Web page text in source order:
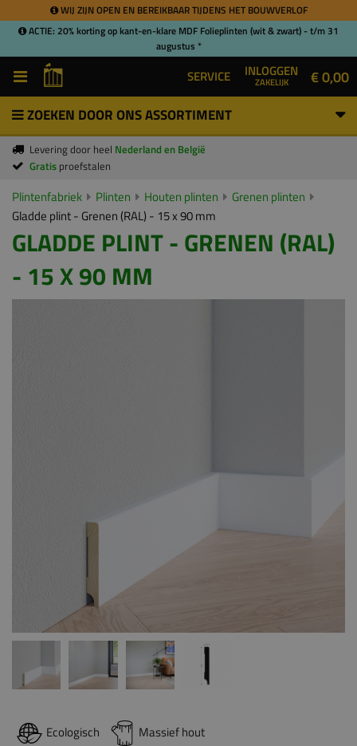
WIJ ZIJN OPEN EN BEREIKBAAR TIJDENS HET BOUWVERLOF
ACTIE: 20% korting op kant-en-klare MDF Folieplinten (wit & zwart) - t/m 31
augustus *
SERVICE INLOGGEN
ZAKELIJK € 0,00
ZOEKEN DOOR ONS ASSORTIMENT
Levering door heel Nederland en België
Gratis proefstalen
Plintenfabriek Plinten Houten plinten
Grenen plinten
Gladde plint - Grenen (RAL) - 15 x 90 mm
GLADDE PLINT - GRENEN (RAL)
- 15 X 90 MM
Ecologisch Massief hout